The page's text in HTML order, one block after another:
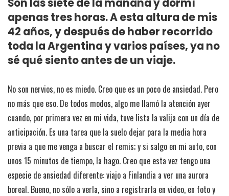
Son las siete de la mañana y dormí
apenas tres horas. A esta altura de mis
42 años, y después de haber recorrido
toda la Argentina y varios países, ya no
sé qué siento antes de un viaje.
No son nervios, no es miedo. Creo que es un poco de ansiedad. Pero
no más que eso. De todos modos, algo me llamó la atención ayer
cuando, por primera vez en mi vida, tuve lista la valija con un día de
anticipación. Es una tarea que la suelo dejar para la media hora
previa a que me venga a buscar el remis; y si salgo en mi auto, con
unos 15 minutos de tiempo, la hago. Creo que esta vez tengo una
especie de ansiedad diferente: viajo a Finlandia a ver una aurora
boreal. Bueno, no sólo a verla, sino a registrarla en video, en foto y